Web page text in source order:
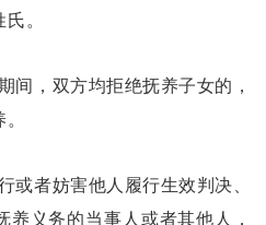
。
间，双方均拒绝抚养子女的，
或者妨害他人履行生效判决、
义务的当事人或者其他人，